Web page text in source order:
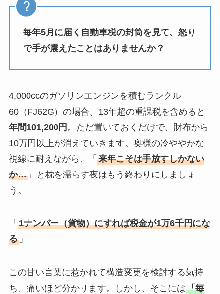
毎年5月に届く自動車税の封筒を見て、怒り
で手が震えたことはありませんか？
4,000ccのガソリンエンジンを積むランクル
60（FJ62G）の場合、13年超の重課税を含めると
年間101,200円 。ただ置いておくだけで、財布から
10万円以上が消えていきます。奥様の冷ややかな
視線に耐えながら、「 来年こそは手放すしかない
か…」と枕を濡らす夜はもう終わりにしましょ
う。
「 1ナンバー（貨物）にすれば税金が1万6千円にな
る」
この甘い言葉に惹かれて構造変更を検討する気持
ち、痛いほど分かります。しかし、そこには「毎